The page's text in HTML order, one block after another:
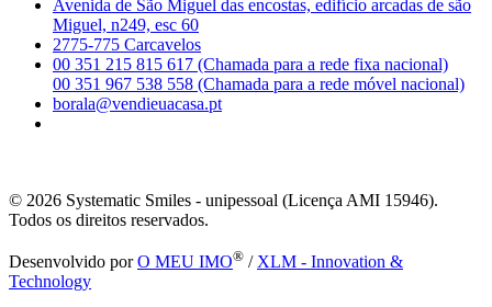
Avenida de São Miguel das encostas, edifício arcadas de são
Miguel, n249, esc 60
2775-775 Carcavelos
00 351 215 815 617 (Chamada para a rede fixa nacional)
00 351 967 538 558 (Chamada para a rede móvel nacional)
borala@vendieuacasa.pt
© 2026 Systematic Smiles - unipessoal (Licença AMI 15946).
Todos os direitos reservados.
Desenvolvido porO MEU IMO® / XLM - Innovation &
Technology